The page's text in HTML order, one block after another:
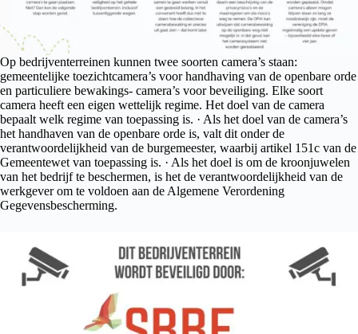
Op bedrijventerreinen kunnen twee soorten camera’s staan:
gemeentelijke toezichtcamera’s voor handhaving van de openbare orde
en particuliere bewakings- camera’s voor beveiliging. Elke soort
camera heeft een eigen wettelijk regime. Het doel van de camera
bepaalt welk regime van toepassing is. · Als het doel van de camera’s
het handhaven van de openbare orde is, valt dit onder de
verantwoordelijkheid van de burgemeester, waarbij artikel 151c van de
Gemeentewet van toepassing is. · Als het doel is om de kroonjuwelen
van het bedrijf te beschermen, is het de verantwoordelijkheid van de
werkgever om te voldoen aan de Algemene Verordening
Gegevensbescherming.